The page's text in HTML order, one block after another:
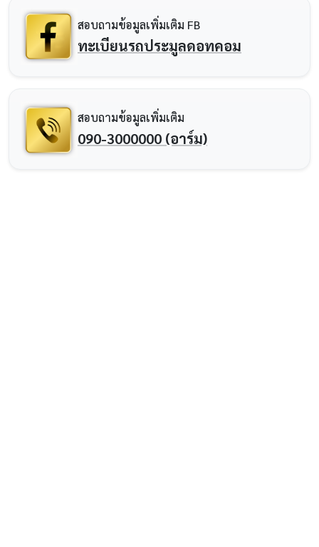
สอบถามข้อมูลเพิ่มเติม FB
ทะเบียนรถประมูลดอทคอม
สอบถามข้อมูลเพิ่มเติม
090-3000000 (อาร์ม)